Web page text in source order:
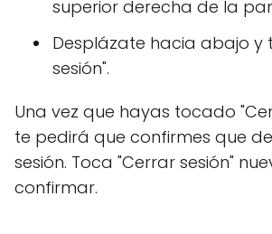
superior derecha de la
Desplázate hacia abajo y
sesión".
Una vez que hayas tocado
te pedirá que confirmes que
sesión. Toca "Cerrar sesión"
confirmar.